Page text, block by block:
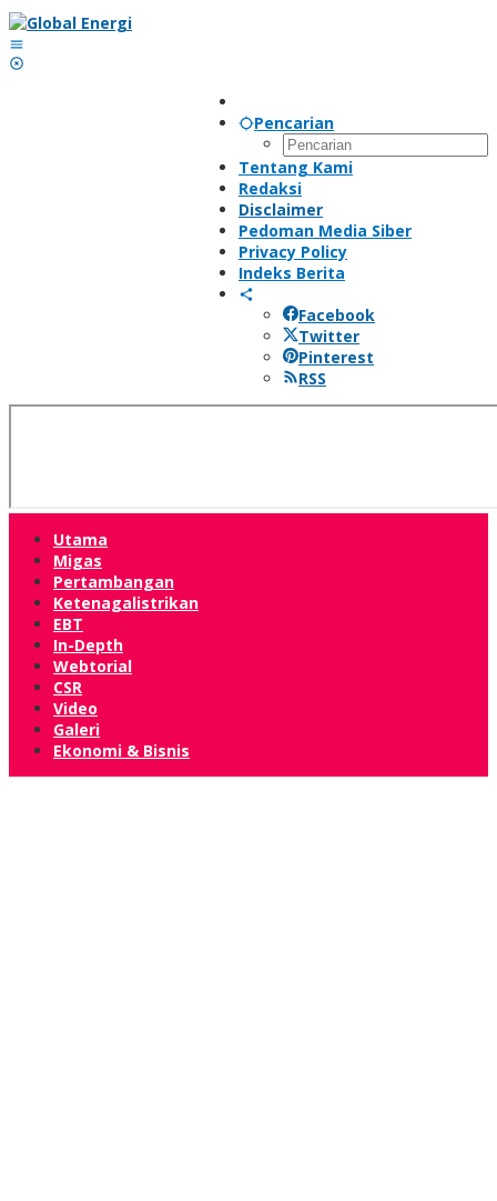
Lewati
ke
konten
Pencarian
Tentang Kami
Redaksi
Disclaimer
Pedoman Media Siber
Privacy Policy
Indeks Berita
Facebook
Twitter
Pinterest
RSS
Utama
Migas
Pertambangan
Ketenagalistrikan
EBT
In-Depth
Webtorial
CSR
Video
Galeri
Ekonomi & Bisnis